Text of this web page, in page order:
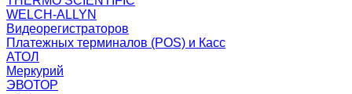
WELCH-ALLYN
Видеорегистраторов
Платежных терминалов (POS) и Касс
АТОЛ
Меркурий
ЭВОТОР